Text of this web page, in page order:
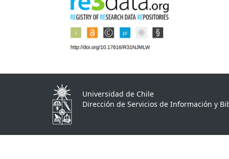
Universidad de Chile
Dirección de Servicios de Información y